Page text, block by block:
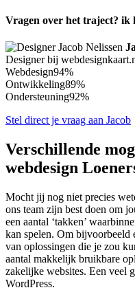
Vragen over het traject? ik
Designer bij
Webdesign94%
Ontwikkeling89%
Ondersteuning92%
Stel direct je vraag aan Jacob
Verschillende
webdesign
Mocht jij nog niet precies
ons team zijn best doen om
een aantal ‘takken’
kan spelen. Om bijvoorbeeld
van oplossingen die je zou
aantal makkelijk bruikbare
zakelijke websites. Een veel
WordPress.